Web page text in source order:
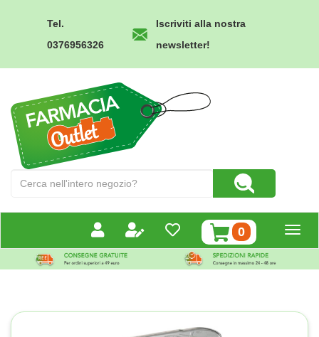
Tel.
0376956326
Iscriviti alla nostra
newsletter!
Outlet
Prodotto
Cerca Prodotto
0prodotti
inseriti